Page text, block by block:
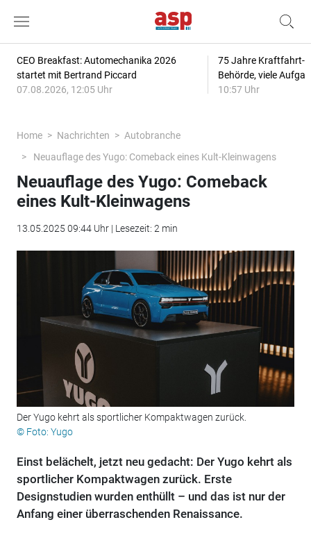
CEO Breakfast: Automechanika 2026
startet mit Bertrand Piccard
07.08.2026, 12:05 Uhr
75 Jahre Kraftfahrt-
Behörde, viele
10:57 Uhr
Home Nachrichten
Autobranche
Neuauflage des Yugo: Comeback eines Kult-Kleinwagens
Neuauflage des Yugo: Comeback
eines Kult-Kleinwagens
13.05.2025 09:44 Uhr | Lesezeit: 2 min
Der Yugo kehrt als sportlicher Kompaktwagen zurück.
© Foto: Yugo
Einst belächelt, jetzt neu gedacht: Der Yugo kehrt als
sportlicher Kompaktwagen zurück. Erste
Designstudien wurden enthüllt – und das ist nur der
Anfang einer überraschenden Renaissance.